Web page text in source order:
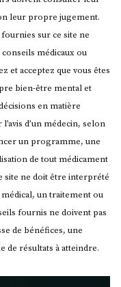
long
et
pompeux
!
;D
leur propre jugement.
sur ce site ne
médicaux ou
et acceptez que vous êtes
bien-être mental et
en matière
d’un médecin, selon
un programme, une
de tout médicament
site ne doit être interprété
un traitement ou
fournis ne doivent pas
de bénéfices, une
de résultats à atteindre.